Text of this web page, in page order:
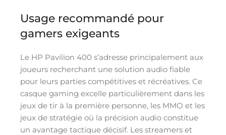
Usage recommandé pour
gamers exigeants
Le HP Pavilion 400 s’adresse principalement aux
joueurs recherchant une solution audio fiable
pour leurs parties compétitives et récréatives. Ce
casque gaming excelle particulièrement dans les
jeux de tir à la première personne, les MMO et les
jeux de stratégie où la précision audio constitue
un avantage tactique décisif. Les streamers et